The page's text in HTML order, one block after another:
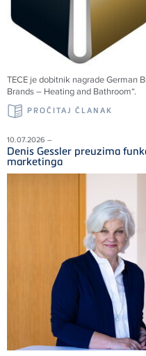
TECE je dobitnik nagrade German
Brands – Heating and Bathroom“.
PROČITAJ ČLANAK
10.07.2026 –
Denis Gessler preuzima
marketinga